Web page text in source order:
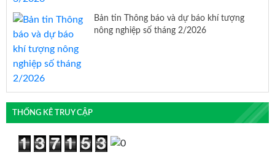
Bản tin Thông báo và dự báo khí tượng
nông nghiệp số tháng 2/2026
THỐNG KÊ TRUY CẬP